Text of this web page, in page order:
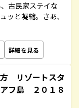
古民家ステイな
ッと凝縮。さあ、
詳細を見る
リゾートスタ
フ島 ２０１８